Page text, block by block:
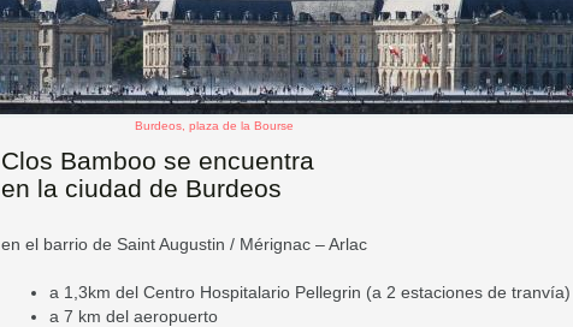
Burdeos, plaza de la Bourse
Clos Bamboo se encuentra
en la ciudad de Burdeos
en el barrio de Saint Augustin / Mérignac – Arlac
a 1,3km del Centro Hospitalario Pellegrin (a 2 estaciones de tranvía)
a 7 km del aeropuerto